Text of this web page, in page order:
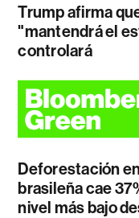
Trump afirma
"mantendrá el
controlará
Deforestación
brasileña cae
nivel más bajo